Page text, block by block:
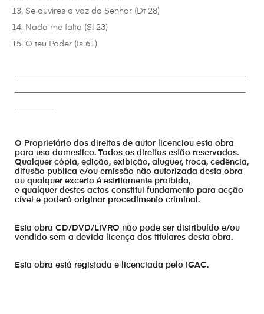
Se ouvires a voz do Senhor (Dt 28)
Nada me falta (Sl 23)
O teu Poder (Is 61)
O Proprietário dos direitos de autor licenciou esta obra
para uso domestico. Todos os direitos estão reservados.
Qualquer cópia, edição, exibição, aluguer, troca, cedência,
difusão publica e/ou emissão não autorizada desta obra
ou qualquer excerto é estritamente proibida,
e qualquer destes actos constitui fundamento para acção
cível e poderá originar procedimento criminal.
Esta obra CD/DVD/LIVRO não pode ser distribuído e/ou
vendido sem a devida licença dos titulares desta obra.
Esta obra está registada e licenciada pelo IGAC.